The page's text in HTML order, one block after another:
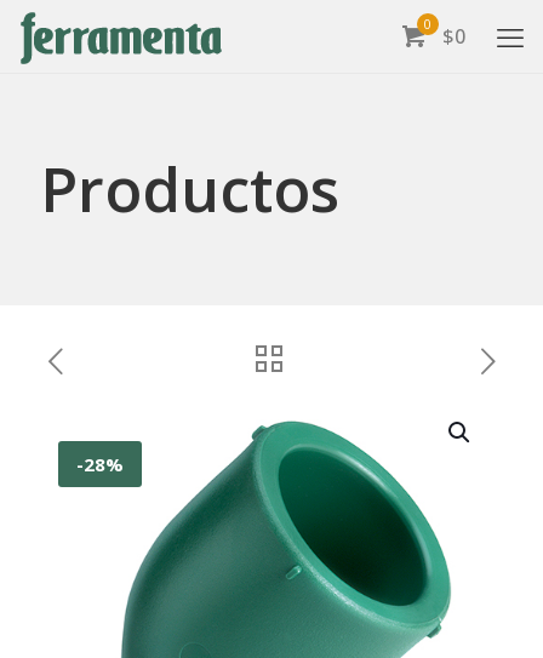
0 $0
Productos
-28%